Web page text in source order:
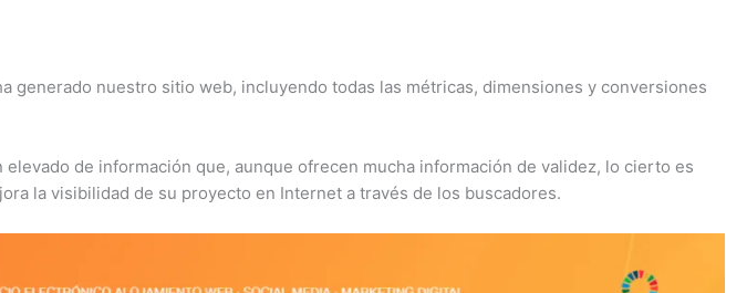
generado nuestro sitio web, incluyendo todas las métricas, dimensiones y conversiones
de información que, aunque ofrecen mucha información de validez, lo cierto es
la visibilidad de su proyecto en Internet a través de los buscadores.